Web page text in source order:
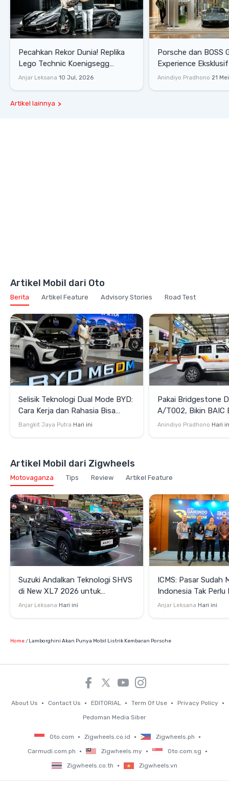
Pecahkan Rekor Dunia! Replika
Lego Technic Koenigsegg
Sadair's Spear Ukuran Asli Sukses
Anjar Leksana 10 Jul, 2026
Porsche dan BOSS
Experience
Senayan, Hadirkan
Anindiyo Pradhono 21
Artikel lainnya
Artikel Mobil dari Oto
Berita Artikel Feature Advisory Stories Road Test
Selisik Teknologi Dual Mode BYD:
Cara Kerja dan Rahasia Bisa
Efisien juga Bertenaga
Bangkit Jaya Putra Hari ini
Pakai Bridgestone
A/T002, Bikin BAIC
Terlihat Lebih
Anindiyo Pradhono Hari
Artikel Mobil dari Zigwheels
Motovaganza Tips Review Artikel Feature
Suzuki Andalkan Teknologi SHVS
di New XL7 2026 untuk
Mendukung Efisiensi Berkendara
Anjar Leksana Hari ini
ICMS: Pasar Sudah
Indonesia Tak Perlu
Satu Teknologi
Anjar Leksana Hari ini
Home Lamborghini Akan Punya Mobil Listrik Kembaran Porsche
About Us Contact Us EDITORIAL Term Of Use
Privacy Policy
Pedoman Media Siber
Oto.com Zigwheels.co.id
Zigwheels.ph
Carmudi.com.ph
Zigwheels.my
Oto.com.sg
Zigwheels.co.th
Zigwheels.vn